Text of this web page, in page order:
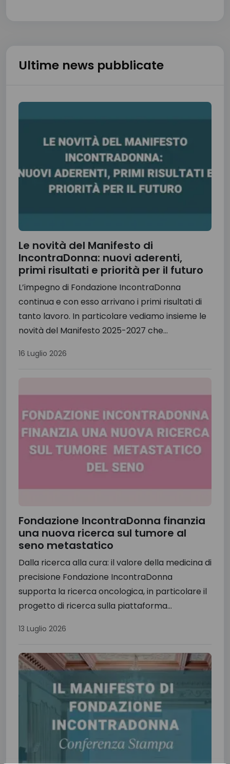
Ultime news pubblicate
Le novità del Manifesto di
IncontraDonna: nuovi aderenti,
primi risultati e priorità per il futuro
L’impegno di Fondazione IncontraDonna
continua e con esso arrivano i primi risultati di
tanto lavoro. In particolare vediamo insieme le
novità del Manifesto 2025-2027 che...
16 Luglio 2026
Fondazione IncontraDonna finanzia
una nuova ricerca sul tumore al
seno metastatico
Dalla ricerca alla cura: il valore della medicina di
precisione Fondazione IncontraDonna
supporta la ricerca oncologica, in particolare il
progetto di ricerca sulla piattaforma...
13 Luglio 2026